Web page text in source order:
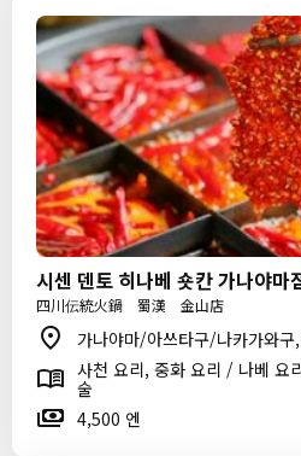
시센 덴토 히나베 숏칸 가나야마
四川伝統火鍋 蜀漢 金山店
가나야마/아쓰타구/나카가와구
사천 요리, 중화 요리 / 나베 요
술
4,500 엔